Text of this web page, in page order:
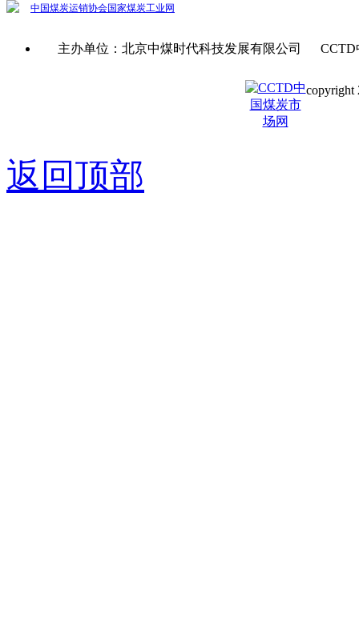
中国煤炭运销协会国家煤炭工业网
主办单位：北京中煤时代科技发展有限公司
copyright
返回顶部